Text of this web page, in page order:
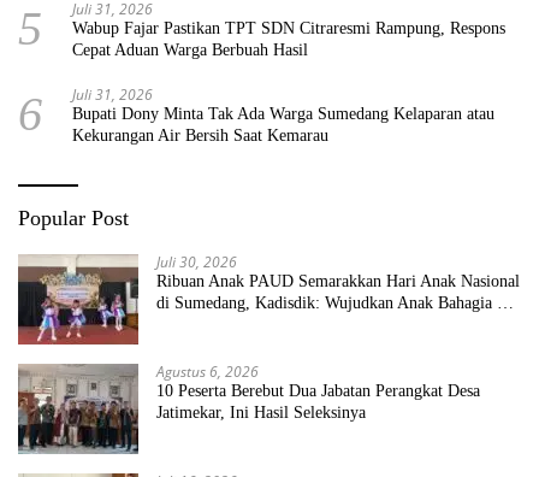
5 Juli 31, 2026
Wabup Fajar Pastikan TPT SDN Citraresmi Rampung, Respons
Cepat Aduan Warga Berbuah Hasil
6 Juli 31, 2026
Bupati Dony Minta Tak Ada Warga Sumedang Kelaparan atau
Kekurangan Air Bersih Saat Kemarau
Popular Post
Juli 30, 2026
Ribuan Anak PAUD Semarakkan Hari Anak Nasional
di Sumedang, Kadisdik: Wujudkan Anak Bahagia dan
Agustus 6, 2026
10 Peserta Berebut Dua Jabatan Perangkat Desa
Jatimekar, Ini Hasil Seleksinya